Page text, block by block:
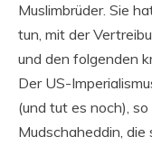
Muslimbrüder. Sie
tun, mit der
und den folgenden
Der US-
(und tut es noch),
Mudschaheddin,